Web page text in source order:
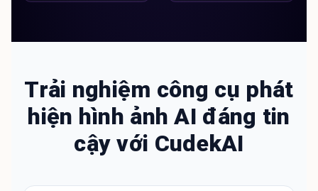
Trải nghiệm công cụ phát
hiện hình ảnh AI đáng tin
cậy với CudekAI